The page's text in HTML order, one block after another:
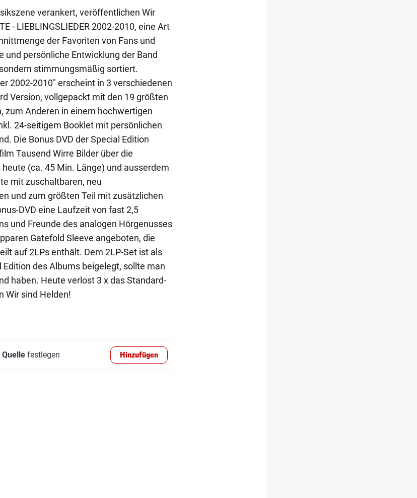
verankert, veröffentlichen Wir
- LIEBLINGSLIEDER 2002-2010, eine Art
der Favoriten von Fans und
und persönliche Entwicklung der Band
stimmungsmäßig sortiert.
2002-2010" erscheint in 3 verschiedenen
Version, vollgepackt mit den 19 größten
zum Anderen in einem hochwertigen
24-seitigem Booklet mit persönlichen
Die Bonus DVD der Special Edition
Tausend Wirre Bilder über die
(ca. 45 Min. Länge) und ausserdem
mit zuschaltbaren, neu
und zum größten Teil mit zusätzlichen
DVD eine Laufzeit von fast 2,5
und Freunde des analogen Hörgenusses
Gatefold Sleeve angeboten, die
auf 2LPs enthält. Dem 2LP-Set ist als
des Albums beigelegt, sollte man
haben. Heute verlost 3 x das Standard-
Wir sind Helden!
festlegen Hinzufügen